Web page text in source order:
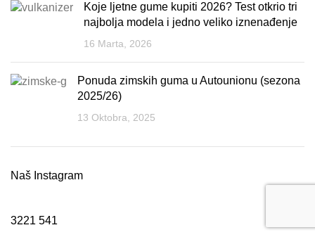
Koje ljetne gume kupiti 2026? Test otkrio tri
najbolja modela i jedno veliko iznenađenje
16 Marta, 2026
Ponuda zimskih guma u Autounionu (sezona
2025/26)
13 Oktobra, 2025
Naš Instagram
3221 541